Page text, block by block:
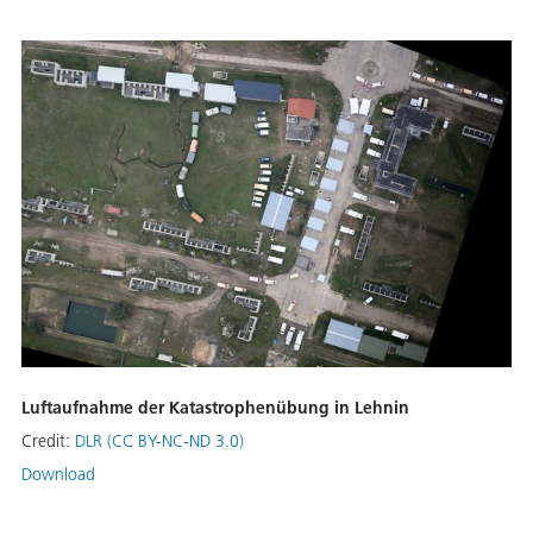
Luftaufnahme der Katastrophenübung in Lehnin
Credit: DLR (CC BY-NC-ND 3.0)
Download